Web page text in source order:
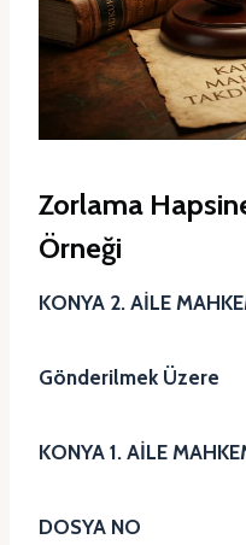
Zorlama
Örneği
KONYA 2. AİLE
Gönderilmek Üzere
KONYA 1. AİLE
DOSYA NO :